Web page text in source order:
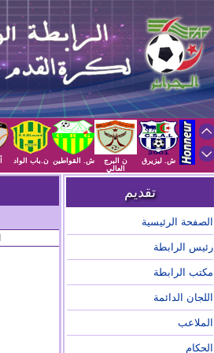
ش. ليزيرق
ن البرج
العالي
ش. القواطين ن.باب الواد
تقديم
الصفحة الرئيسية
رئيس الرابطة
مكتب الرابطة
اللجان الدائمة
الملاعب
الحكام